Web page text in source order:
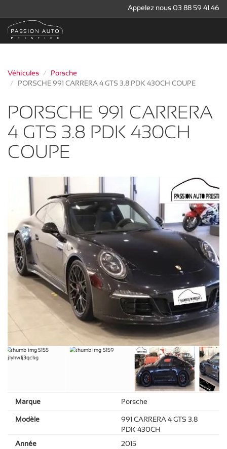
Appelez nous 03 88 59 41 46
Véhicules
Porsche
PORSCHE 991 CARRERA 4 GTS 3.8 PDK 430CH COUPE
PORSCHE 991 CARRERA
4 GTS 3.8 PDK 430CH
COUPE
Marque Porsche
Modèle
991 CARRERA 4 GTS 3.8
PDK 430CH
Année
2015